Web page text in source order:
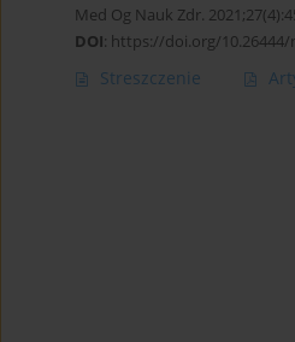
Med Og Nauk Zdr.
DOI: https://doi.org/10.26444/
Streszczenie